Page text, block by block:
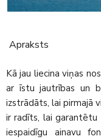
Apraksts
Kā jau liecina viņas
ar īstu jautrības un
izstrādāts, lai pirmajā
ir radīts, lai garantētu
iespaidīgu ainavu